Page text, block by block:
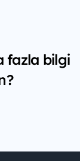
fazla bilgi